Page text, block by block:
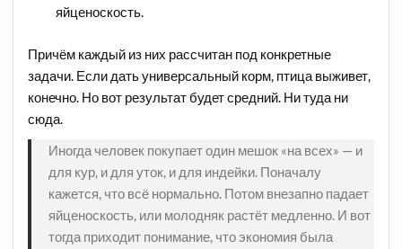
яйценоскость.
Причём каждый из них рассчитан под конкретные
задачи. Если дать универсальный корм, птица выживет,
конечно. Но вот результат будет средний. Ни туда ни
сюда.
Иногда человек покупает один мешок «на всех» — и
для кур, и для уток, и для индейки. Поначалу
кажется, что всё нормально. Потом внезапно падает
яйценоскость, или молодняк растёт медленно. И вот
тогда приходит понимание, что экономия была